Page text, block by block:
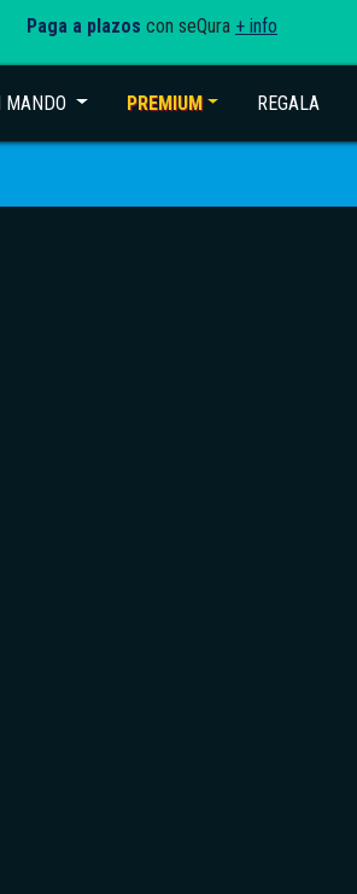
Paga a plazos con seQura + info
MANDO (current)PREMIUM REGALA